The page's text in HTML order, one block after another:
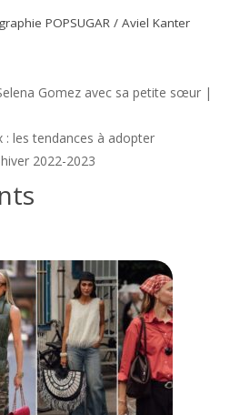
POPSUGAR / Aviel Kanter
Gomez avec sa petite sœur |
: les tendances à adopter
2022-2023